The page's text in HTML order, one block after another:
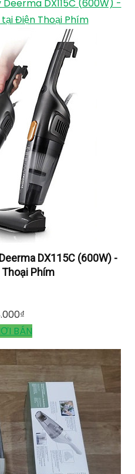
DX115C (600W) -
Điện Thoại Phím
DX115C (600W) -
Phím
₫
BÁN